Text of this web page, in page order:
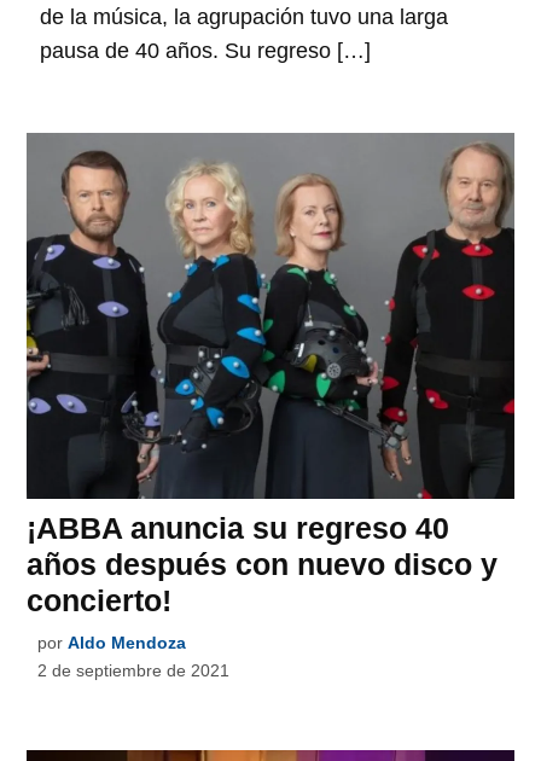
de la música, la agrupación tuvo una larga
pausa de 40 años. Su regreso […]
¡ABBA anuncia su regreso 40
años después con nuevo disco y
concierto!
por Aldo Mendoza
2 de septiembre de 2021